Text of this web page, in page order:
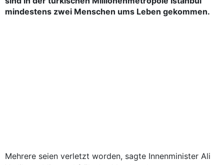
mindestens zwei Menschen ums Leben gekommen.
Mehrere seien verletzt worden, sagte Innenminister Ali